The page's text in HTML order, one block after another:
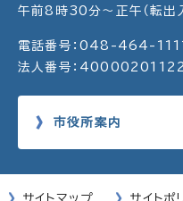
午前8時30分～正午（転出
電話番号：048-464-
法人番号：
市役所案内
サイトマップ サイトポ